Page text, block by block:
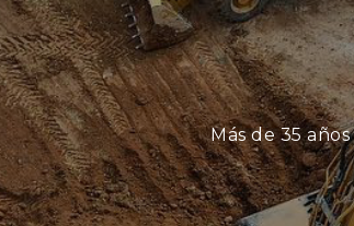
Más de 35